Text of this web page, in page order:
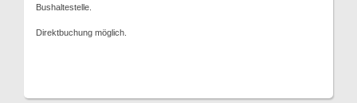
Bushaltestelle.
Direktbuchung möglich.